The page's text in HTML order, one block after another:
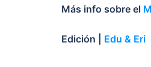
Más info sobre el
Edición | Edu & Eri